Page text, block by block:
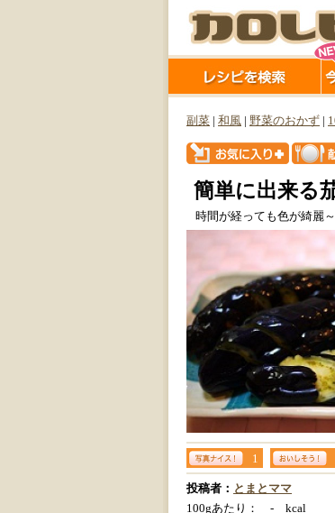
副菜 和風 野菜のおかず
簡単に出来る
時間が経っても色が綺麗
1
投稿者： とまとママ
100gあたり： - kcal